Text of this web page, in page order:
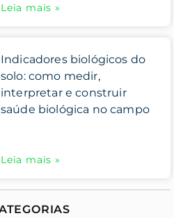
Leia mais »
Indicadores biológicos do
solo: como medir,
interpretar e construir
saúde biológica no campo
Leia mais »